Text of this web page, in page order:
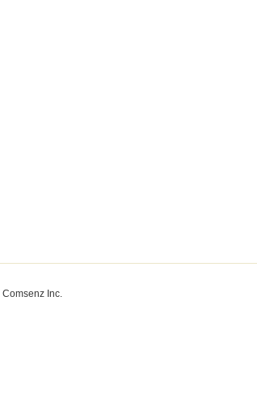
Comsenz Inc.